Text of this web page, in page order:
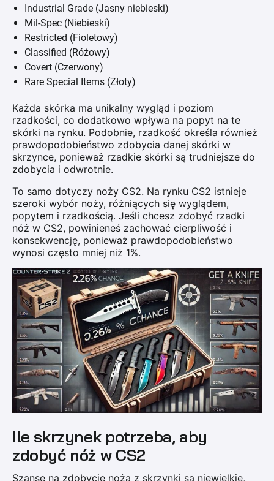
Industrial Grade (Jasny niebieski)
Mil-Spec (Niebieski)
Restricted (Fioletowy)
Classified (Różowy)
Covert (Czerwony)
Rare Special Items (Złoty)
Każda skórka ma unikalny wygląd i poziom
rzadkości, co dodatkowo wpływa na popyt na te
skórki na rynku. Podobnie, rzadkość określa również
prawdopodobieństwo zdobycia danej skórki w
skrzynce, ponieważ rzadkie skórki są trudniejsze do
zdobycia i odwrotnie.
To samo dotyczy noży CS2. Na rynku CS2 istnieje
szeroki wybór noży, różniących się wyglądem,
popytem i rzadkością. Jeśli chcesz zdobyć rzadki
nóż w CS2, powinieneś zachować cierpliwość i
konsekwencję, ponieważ prawdopodobieństwo
wynosi często mniej niż 1%.
Ile skrzynek potrzeba, aby
zdobyć nóż w CS2
Szanse na zdobycie noża z skrzynki są niewielkie,